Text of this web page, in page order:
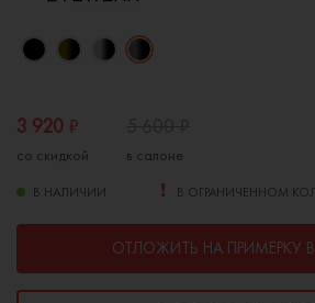
3 920 ₽
со скидкой в салоне
В НАЛИЧИИ В ОГРАНИЧЕННОМ
ОТЛОЖИТЬ НА ПРИМЕРКУ